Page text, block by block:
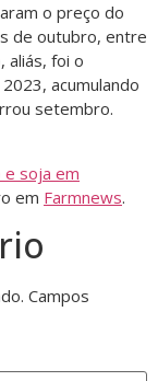
o preço do
de outubro, entre
aliás, foi o
acumulando
setembro.
soja em
em Farmnews.
Campos